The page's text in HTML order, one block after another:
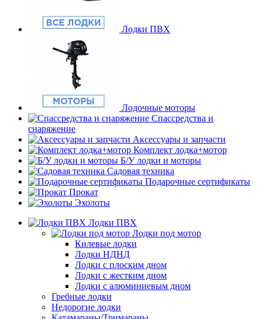
Лодки ПВХ
Лодочные моторы
Спассредства и
снаряжение
Аксессуары и запчасти
Комплект лодка+мотор
Б/У лодки и моторы
Садовая техника
Подарочные сертификаты
Прокат
Эхолоты
Лодки ПВХ
Лодки под мотор
Килевые лодки
Лодки НДНД
Лодки с плоским дном
Лодки с жестким дном
Лодки с алюминиевым дном
Гребные лодки
Недорогие лодки